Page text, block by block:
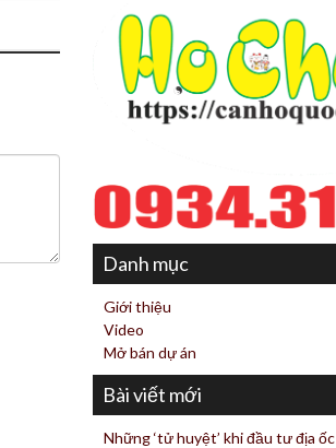
Danh mục
Giới thiệu
Video
Mở bán dự án
Bài viết mới
Những ‘tử huyệt’ khi đầu tư địa ốc